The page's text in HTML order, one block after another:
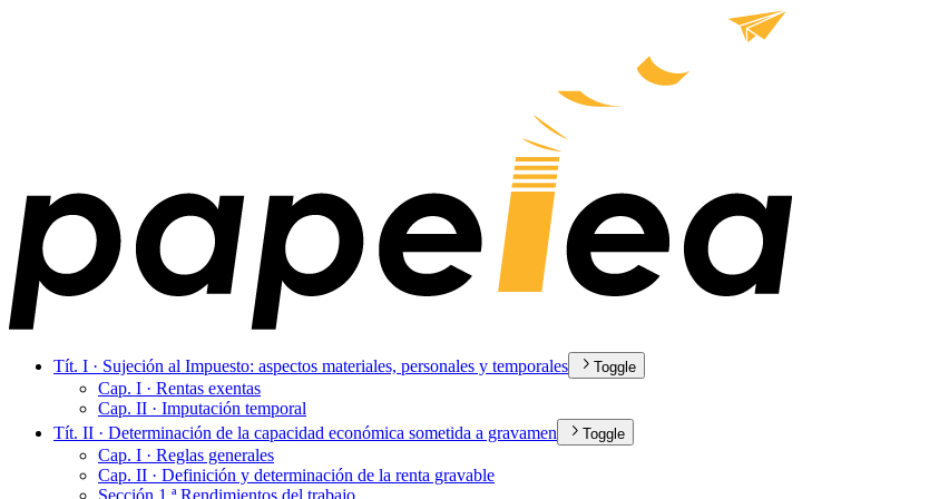
Tít. I · Sujeción al Impuesto: aspectos materiales, personales y temporales Toggle
Cap. I · Rentas exentas
Cap. II · Imputación temporal
Tít. II · Determinación de la capacidad económica sometida a gravamen
Toggle
Cap. I · Reglas generales
Cap. II · Definición y determinación de la renta gravable
Sección 1.ª Rendimientos del trabajo